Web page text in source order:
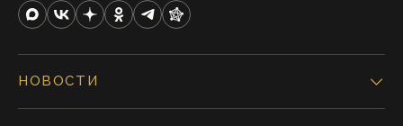
НОВОСТИ